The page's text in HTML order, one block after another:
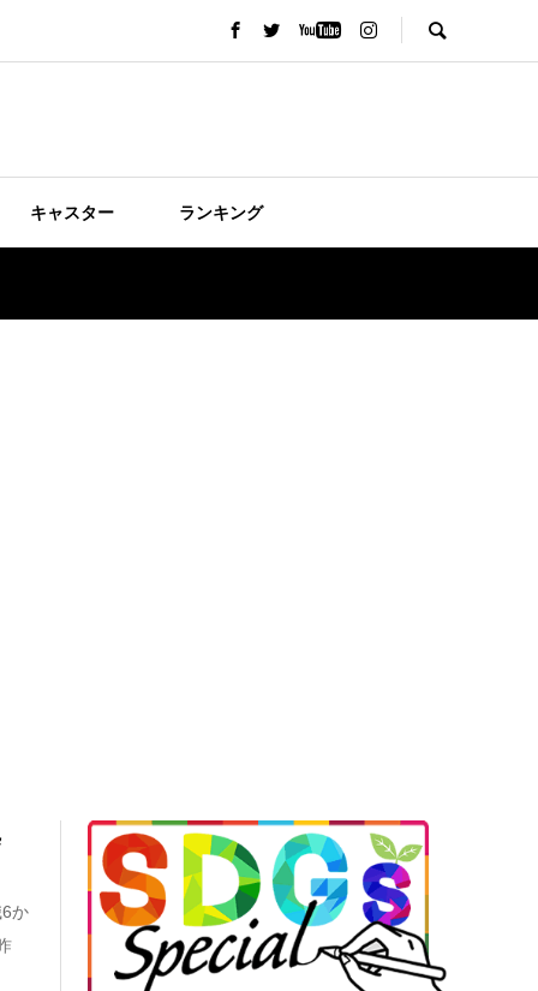
キャスター ランキング
か